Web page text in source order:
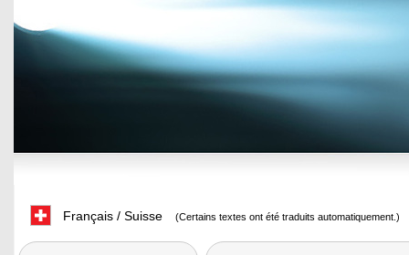
Français / Suisse (Certains textes ont été traduits automatiquement.)